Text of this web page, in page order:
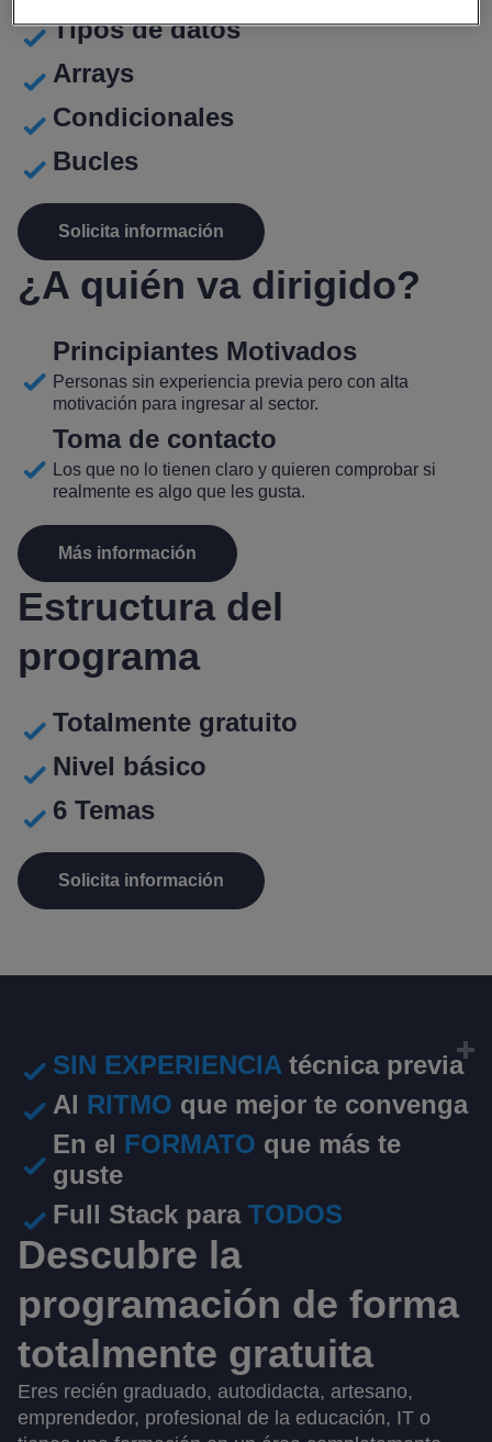
Tipos de datos
Arrays
Condicionales
Bucles
Solicita información
¿A quién va dirigido?
Principiantes Motivados
Personas sin experiencia previa pero con alta
motivación para ingresar al sector.
Toma de contacto
Los que no lo tienen claro y quieren comprobar si
realmente es algo que les gusta.
Más información
Estructura del
programa
Totalmente gratuito
Nivel básico
6 Temas
Solicita información
Descubre la
programación de forma
totalmente gratuita
Eres recién graduado, autodidacta, artesano,
emprendedor, profesional de la educación, IT o
SIN EXPERIENCIA técnica previa
Al RITMO que mejor te convenga
En el FORMATO que más te
guste
Full Stack para TODOS